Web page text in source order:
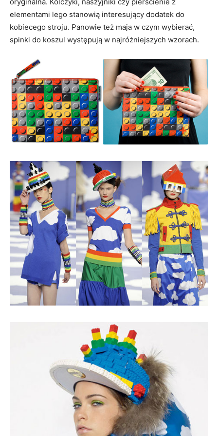
elementami lego stanowią interesujący dodatek do
kobiecego stroju. Panowie też maja w czym wybierać,
spinki do koszul występują w najróżniejszych wzorach.